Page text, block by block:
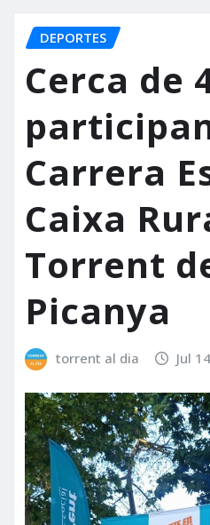
DEPORTES
Cerca de
Carrera
Caixa
Torrent
Picanya
torrent al dia Jul